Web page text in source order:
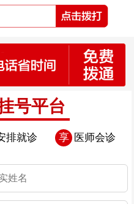
号平台
排就诊 享 医师会诊